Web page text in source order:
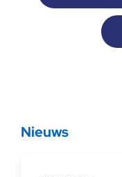
Nieuws